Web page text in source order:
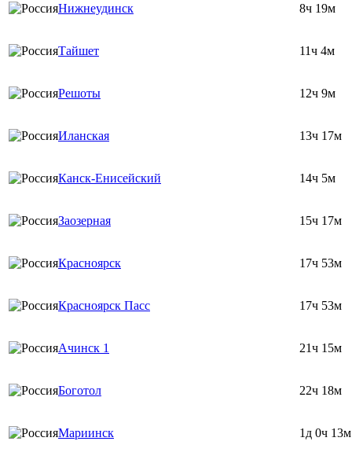
Нижнеудинск 8ч 19м
Тайшет 11ч 4м
Решоты 12ч 9м
Иланская 13ч 17м
Канск-Енисейский 14ч 5м
Заозерная 15ч 17м
Красноярск 17ч 53м
Красноярск Пасс 17ч 53м
Ачинск 1 21ч 15м
Боготол 22ч 18м
Мариинск 1д 0ч 13м